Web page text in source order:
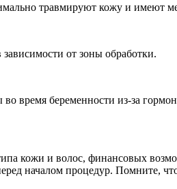
травмируют кожу и имеют
от зоны обработки.
время беременности из-за
кожи и волос, финансовых
началом процедур. Помните,